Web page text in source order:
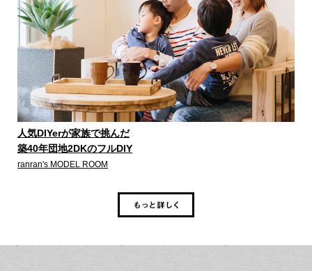
人気DIYerが家族で挑んだ
築40年団地2DKのフルDIY
ranran's MODEL ROOM